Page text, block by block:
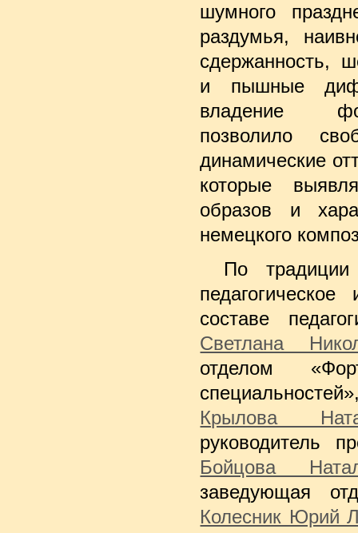
шумного
раздумья,
сдержанность,
и пышные
владение
позволило
динамические
которые
образов и
немецкого
По традиции
составе
Светлана
отделом
Крылова
руководитель
Бойцова
заведующая
Колесник Юрий